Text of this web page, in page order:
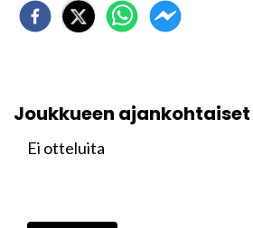
Joukkueen
Ei otteluita